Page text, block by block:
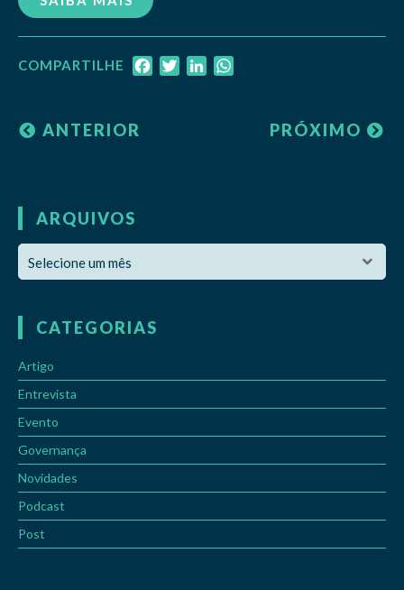
COMPARTILHE FacebookTwitterLinkedIn
ANTERIOR PRÓXIMO
ARQUIVOS
CATEGORIAS
Artigo
Entrevista
Evento
Governança
Novidades
Podcast
Post